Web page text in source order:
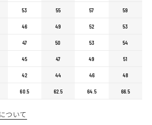
53 55 57 59
46 49 52 53
47 50 53 54
45 47 49 51
42 44 46 48
60.5 62.5 64.5 66.5
ついて